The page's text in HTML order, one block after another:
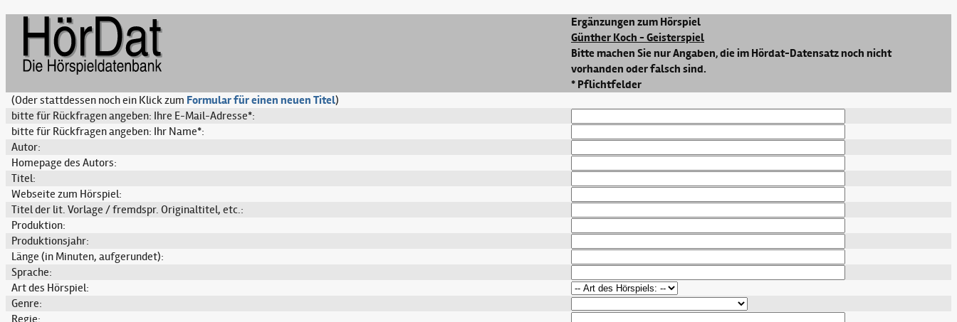
Ergänzungen zum Hörspiel
Günther Koch - Geisterspiel
Bitte machen Sie nur Angaben, die im Hördat-Datensatz noch nicht
vorhanden oder falsch sind.
* Pflichtfelder
(Oder stattdessen noch ein Klick zum Formular für einen neuen Titel)
bitte für Rückfragen angeben: Ihre E-Mail-Adresse*:
bitte für Rückfragen angeben: Ihr Name*:
Autor:
Homepage des Autors:
Titel:
Webseite zum Hörspiel:
Titel der lit. Vorlage / fremdspr. Originaltitel, etc.:
Produktion:
Produktionsjahr:
Länge (in Minuten, aufgerundet):
Sprache:
Art des Hörspiel:
Genre:
Regie: